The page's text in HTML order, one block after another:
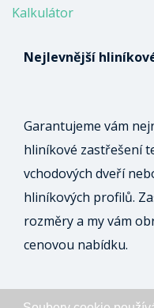
Kalkulátor
Nejlevnější
Garantujeme vám
hliníkové zastřešení
vchodových dveří
hliníkových profilů.
rozměry a my vám
cenovou nabídku.